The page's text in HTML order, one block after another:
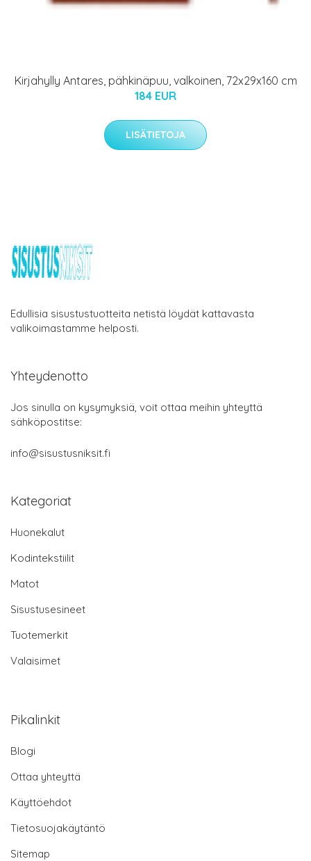
Kirjahylly Antares, pähkinäpuu, valkoinen, 72x29x160 cm
184 EUR
LISÄTIETOJA
Edullisia sisustustuotteita netistä löydät kattavasta
valikoimastamme helposti.
Yhteydenotto
Jos sinulla on kysymyksiä, voit ottaa meihin yhteyttä
sähköpostitse:
info@sisustusniksit.fi
Kategoriat
Huonekalut
Kodintekstiilit
Matot
Sisustusesineet
Tuotemerkit
Valaisimet
Pikalinkit
Blogi
Ottaa yhteyttä
Käyttöehdot
Tietosuojakäytäntö
Sitemap